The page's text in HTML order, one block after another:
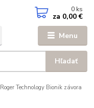
Menu
Hľadať
0 ks
za 0,00 €
Roger Technology Bionik závora